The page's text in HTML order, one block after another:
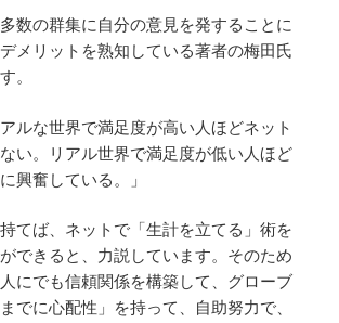
数の群集に自分の意見を発することに
メリットを熟知している著者の梅田氏
。
アルな世界で満足度が高い人ほどネット
い。リアル世界で満足度が低い人ほど
興奮している。」
てば、ネットで「生計を立てる」術を
できると、力説しています。そのため
にでも信頼関係を構築して、グローブ
でに心配性」を持って、自助努力で、